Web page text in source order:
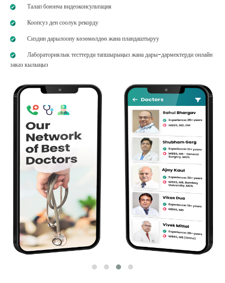
Талап боюнча видеоконсультация
Коопсуз ден соолук рекорду
Сиздин дарылоону көзөмөлдөө жана пландаштыруу
Лабораториялык тесттерди тапшырыңыз жана дары-дармектерди онлайн
заказ кылыңыз